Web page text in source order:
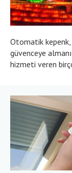
Otomatik kepenk,
güvenceye
hizmeti veren